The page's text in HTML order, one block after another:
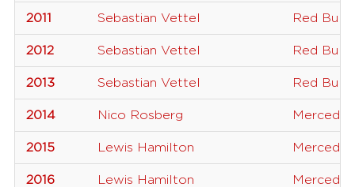
2011 Sebastian Vettel Red Bull
2012 Sebastian Vettel Red Bull
2013 Sebastian Vettel Red Bull
2014 Nico Rosberg Mercedes
2015 Lewis Hamilton Mercedes
2016 Lewis Hamilton Mercedes